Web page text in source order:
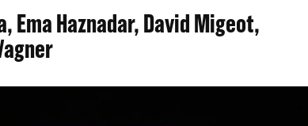
Haznadar, David Migeot,